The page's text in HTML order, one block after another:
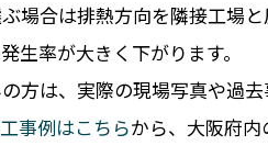
場合は排熱方向を隣接工場
生率が大きく下がります。
方は、実際の現場写真や過
事例はこちらから、大阪府内